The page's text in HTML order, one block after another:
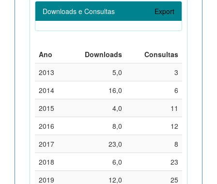
Downloads e Consultas Export
Ano Downloads
Consultas
2013
5,0
3
2014
16,0
6
2015
4,0
11
2016
8,0
12
2017
23,0
8
2018
6,0
23
2019
12,0
25